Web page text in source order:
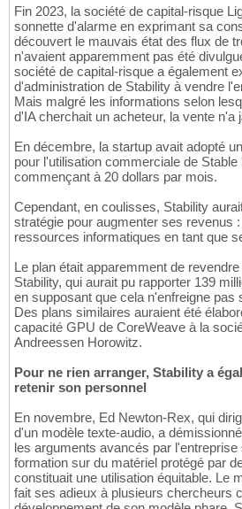
Fin 2023, la société de capital-risque
sonnette d'alarme en exprimant sa
découvert le mauvais état des flux de
n'avaient apparemment pas été
société de capital-risque a également
d'administration de Stability à vendre
Mais malgré les informations selon
d'IA cherchait un acheteur, la vente n'a
En décembre, la startup avait adopté
pour l'utilisation commerciale de
commençant à 20 dollars par mois.
Cependant, en coulisses, Stability
stratégie pour augmenter ses revenus
ressources informatiques en tant que
Le plan était apparemment de
Stability, qui aurait pu rapporter 139
en supposant que cela n'enfreigne pas
Des plans similaires auraient été
capacité GPU de CoreWeave à la
Andreessen Horowitz.
Pour ne rien arranger, Stability a
retenir son personnel
En novembre, Ed Newton-Rex, qui
d'un modèle texte-audio, a
les arguments avancés par l'entreprise
formation sur du matériel protégé par
constituait une utilisation équitable. Le
fait ses adieux à plusieurs chercheurs